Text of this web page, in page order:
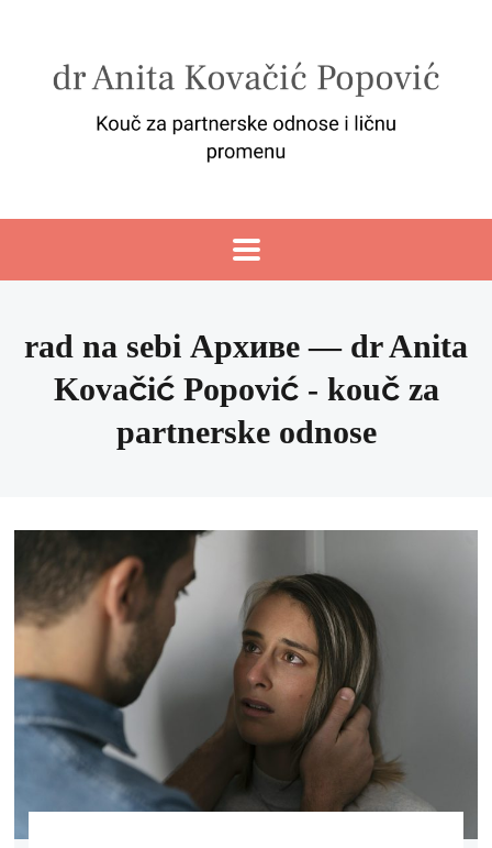
rad na sebi Архиве — dr Anita
Kovačić Popović - kouč za
partnerske odnose